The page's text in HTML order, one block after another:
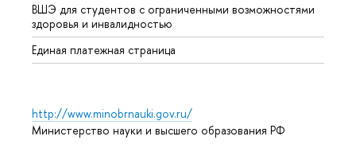
ВШЭ для студентов с ограниченными возможностями
здоровья и инвалидностью
Единая платежная страница
http://www.minobrnauki.gov.ru/
Министерство науки и высшего образования РФ